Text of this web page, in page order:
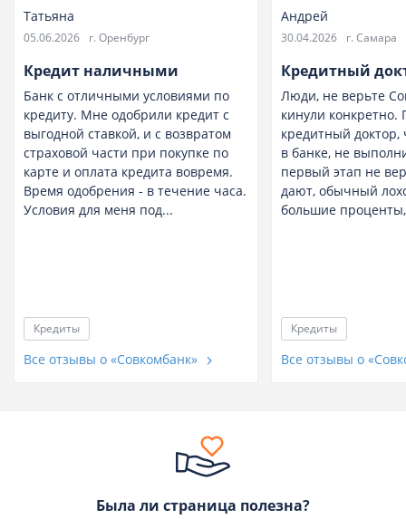
Татьяна
05.06.2026 г. Оренбург
Кредит наличными
Банк с отличными условиями по
кредиту. Мне одобрили кредит с
выгодной ставкой, и с возвратом
страховой части при покупке по
карте и оплата кредита вовремя.
Время одобрения - в течение часа.
Условия для меня под...
Кредиты
Все отзывы о «Совкомбанк»
Андрей
30.04.2026 г. Самара
Кредитный
Люди, не верьте
кинули конкретно.
кредитный доктор,
в банке, не
первый этап не
дают, обычный
большие
Кредиты
Все отзывы о
Была ли страница полезна?